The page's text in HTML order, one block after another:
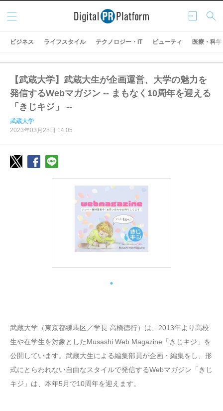
ログ
イン
検索
メニ
ュー
ビジネス ライフスタイル テクノロジー・IT ビューティ 医療・科学
【武蔵大学】武蔵大生が企画運営、大学の魅力を
発信するWebマガジン -- まもなく10周年を迎える
「きじキジ」 --
武蔵大学
2023年03月28日 14:05
武蔵大学（東京都練馬区／学長 高橋徳行）は、2013年より高校
生や在学生を対象としたMusashi Web Magazine「きじキジ」を
公開しています。武蔵大生による編集部員が企画・編集をし、形
式にとらわれない自由なスタイルで発信するWebマガジン「きじ
キジ」は、本年5月で10周年を迎えます。